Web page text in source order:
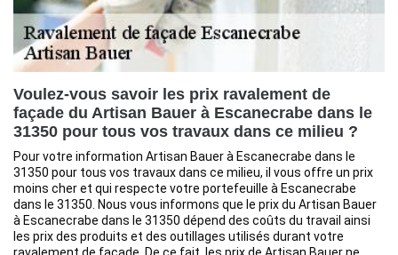
Voulez-vous savoir les prix ravalement de
façade du Artisan Bauer à Escanecrabe dans le
31350 pour tous vos travaux dans ce milieu ?
Pour votre information Artisan Bauer à Escanecrabe dans le
31350 pour tous vos travaux dans ce milieu, il vous offre un prix
moins cher et qui respecte votre portefeuille à Escanecrabe
dans le 31350. Nous vous informons que le prix du Artisan Bauer
à Escanecrabe dans le 31350 dépend des coûts du travail ainsi
les prix des produits et des outillages utilisés durant votre